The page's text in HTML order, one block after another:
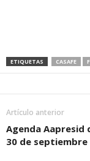
ETIQUETAS CASAFE
Artículo anterior
Agenda Aapresid
30 de septiembre